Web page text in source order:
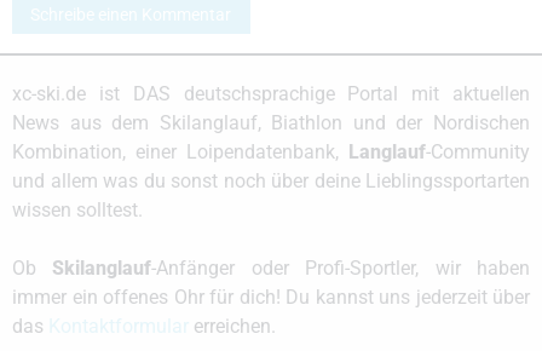
Schreibe einen Kommentar
xc-ski.de ist DAS deutschsprachige Portal mit aktuellen
News aus dem Skilanglauf, Biathlon und der Nordischen
Kombination, einer Loipendatenbank,
Langlauf-Community
und allem was du sonst noch über deine Lieblingssportarten
wissen solltest.
Ob Skilanglauf-Anfänger oder Profi-Sportler, wir haben
immer ein offenes Ohr für dich! Du kannst uns jederzeit über
das
erreichen.